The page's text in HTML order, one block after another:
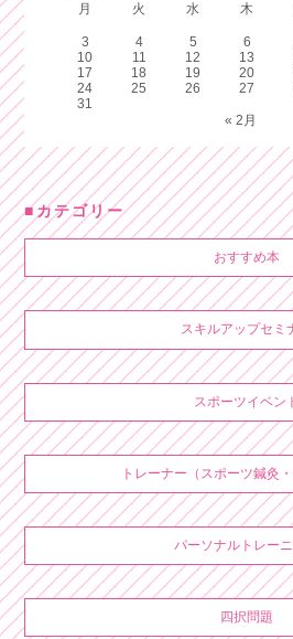
月
火 水 木
3
4 5 6
10
11 12 13
17
18 19 20
24
25 26 27
31
« 2月
カテゴリー
おすすめ本
スキルアップセミ
スポーツイベン
トレーナー（スポーツ鍼灸・
パーソナルトレー
四択問題